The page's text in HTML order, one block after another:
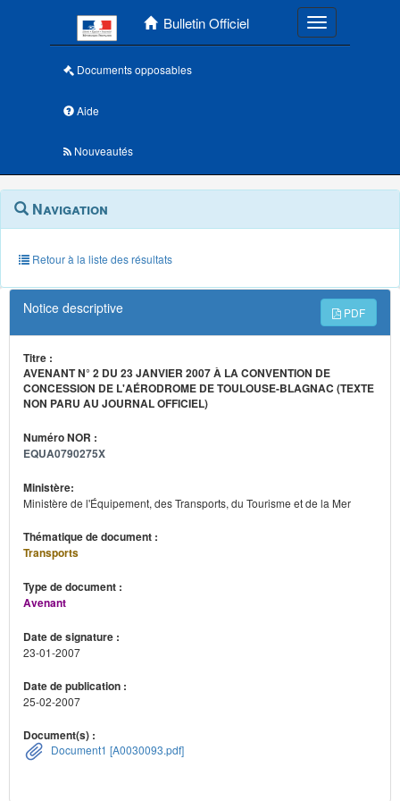
Bulletin Officiel Toggle
Documents opposables
Aide
Nouveautés
Navigation
outils
annexes
Menu
contextuel
Navigation
Retour à la liste des résultats
Notice descriptive PDF
Titre :
AVENANT N° 2 DU 23 JANVIER 2007 À LA CONVENTION DE
CONCESSION DE L'AÉRODROME DE TOULOUSE-BLAGNAC (TEXTE
NON PARU AU JOURNAL OFFICIEL)
Numéro NOR :
EQUA0790275X
Ministère:
Ministère de l'Équipement, des Transports, du Tourisme et de la Mer
Thématique de document :
Transports
Type de document :
Avenant
Date de signature :
23-01-2007
Date de publication :
25-02-2007
Document(s) :
Document1 [A0030093.pdf]